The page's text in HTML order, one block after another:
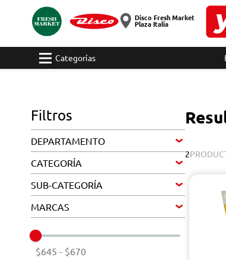
Disco Fresh Market
Plaza Italia
Categorías
Filtros
DEPARTAMENTO
CATEGORÍA
SUB-CATEGORÍA
MARCAS
$645 - $670
2